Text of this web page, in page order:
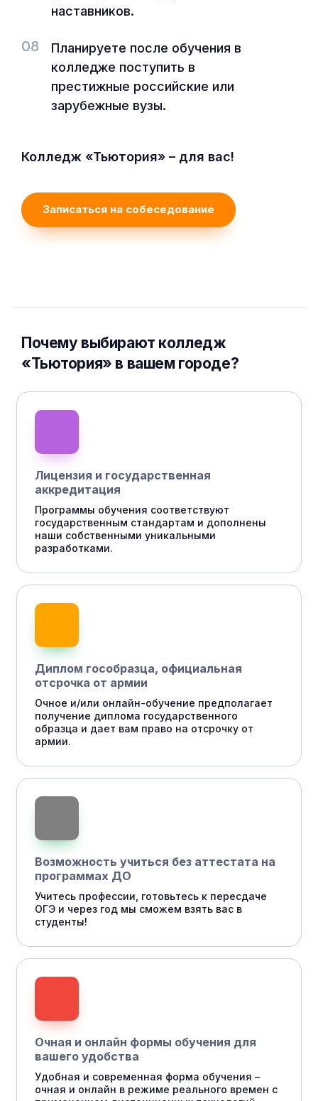
наставников.
08
Планируете после обучения в
колледже поступить в
престижные российские или
зарубежные вузы.
Колледж «Тьютория» – для вас!
Записаться на собеседование
Почему выбирают колледж
«Тьютория» в вашем городе?
Лицензия и государственная
аккредитация
Программы обучения соответствуют
государственным стандартам и дополнены
наши собственными уникальными
разработками.
Диплом гособразца, официальная
отсрочка от армии
Очное и/или онлайн-обучение предполагает
получение диплома государственного
образца и дает вам право на отсрочку от
армии.
Возможность учиться без аттестата на
программах ДО
Учитесь профессии, готовьтесь к пересдаче
ОГЭ и через год мы сможем взять вас в
студенты!
Очная и онлайн формы обучения для
вашего удобства
Удобная и современная форма обучения –
очная и онлайн в режиме реального времен с